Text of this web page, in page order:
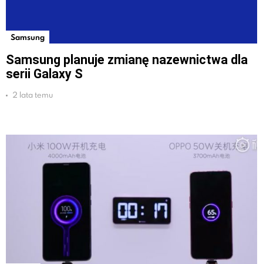
Samsung
Samsung planuje zmianę nazewnictwa dla
serii Galaxy S
2 lata temu